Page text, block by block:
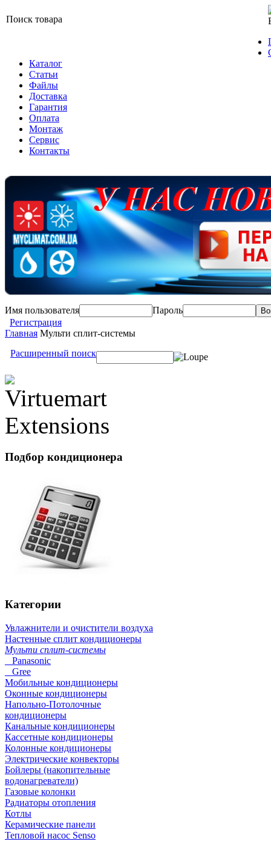
Каталог
Статьи
Файлы
Доставка
Гарантия
Оплата
Монтаж
Сервис
Контакты
Имя пользователя
Пароль
Регистрация
Главная Мульти сплит-системы
Поиск товара
Расширенный поиск
Подбор кондиционера
Категории
Увлажнители и очистители воздуха
Настенные сплит кондиционеры
Мульти сплит-системы
Panasonic
Gree
Мобильные кондиционеры
Оконные кондиционеры
Напольно-Потолочные
кондиционеры
Канальные кондиционеры
Кассетные кондиционеры
Колонные кондиционеры
Электрические конвекторы
Бойлеры (накопительные
водонагреватели)
Газовые колонки
Радиаторы отопления
Котлы
Керамические панели
Тепловой насос Senso